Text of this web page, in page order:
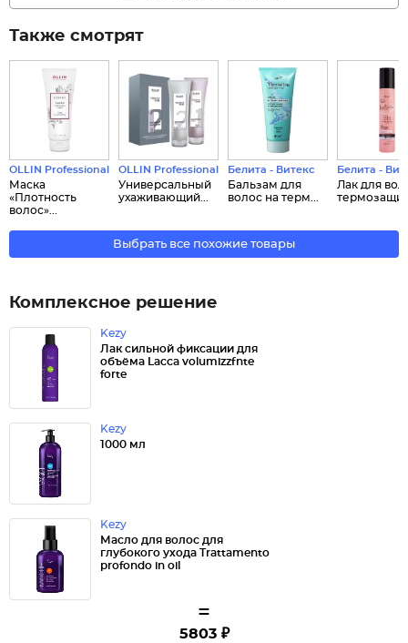
Также смотрят
OLLIN Professional
Маска
«Плотность
волос»...
OLLIN Professional
Универсальный
ухаживающий...
Белита - Витекс
Бальзам для
волос на терм...
Белита -
Лак для
Выбрать все похожие товары
Комплексное решение
Kezy
Лак сильной фиксации для
объёма Lacca volumizzfnte
forte
Kezy
1000 мл
Kezy
Масло для волос для
глубокого ухода Trattamento
profondo in oil
=
5803 ₽